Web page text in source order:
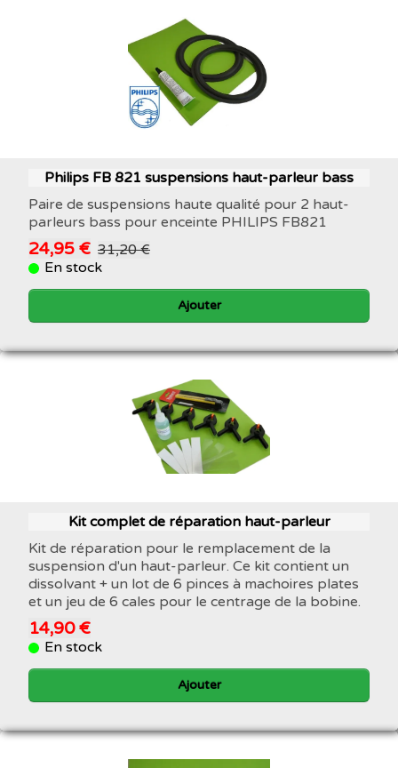
Philips FB 821 suspensions haut-parleur bass
Paire de suspensions haute qualité pour 2 haut-
parleurs bass pour enceinte PHILIPS FB821
24,95 € 31,20 €
En stock
Ajouter
Kit complet de réparation haut-parleur
Kit de réparation pour le remplacement de la
suspension d'un haut-parleur. Ce kit contient un
dissolvant + un lot de 6 pinces à machoires plates
et un jeu de 6 cales pour le centrage de la bobine.
14,90 €
En stock
Ajouter